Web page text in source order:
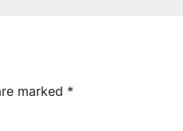
marked *